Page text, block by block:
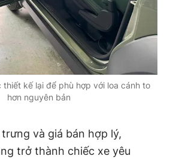
kế lại để phù hợp với loa cánh to
hơn nguyên bản
và giá bán hợp lý,
trở thành chiếc xe yêu